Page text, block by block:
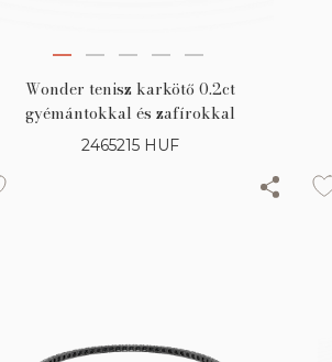
Wonder tenisz karkötő 0.2ct
gyémántokkal és zafírokkal
2465215 HUF